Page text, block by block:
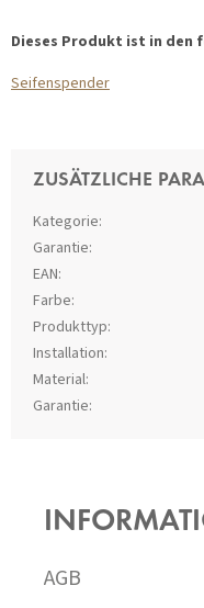
Dieses Produkt ist in den
Seifenspender
ZUSÄTZLICHE
Kategorie:
Garantie:
EAN:
Farbe:
Produkttyp:
Installation:
Material:
Garantie:
AGB